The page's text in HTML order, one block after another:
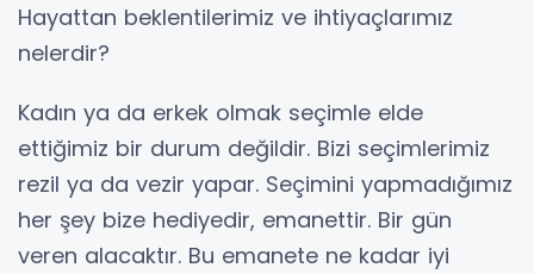
Hayattan beklentilerimiz ve ihtiyaçlarımız
nelerdir?
Kadın ya da erkek olmak seçimle elde
ettiğimiz bir durum değildir. Bizi seçimlerimiz
rezil ya da vezir yapar. Seçimini yapmadığımız
her şey bize hediyedir, emanettir. Bir gün
veren alacaktır. Bu emanete ne kadar iyi